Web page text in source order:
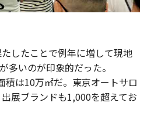
したことで例年に増して現地
多いのが印象的だった。
積は10万㎡だ。東京オートサロ
展ブランドも1,000を超えてお